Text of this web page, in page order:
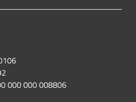
000 000 008806